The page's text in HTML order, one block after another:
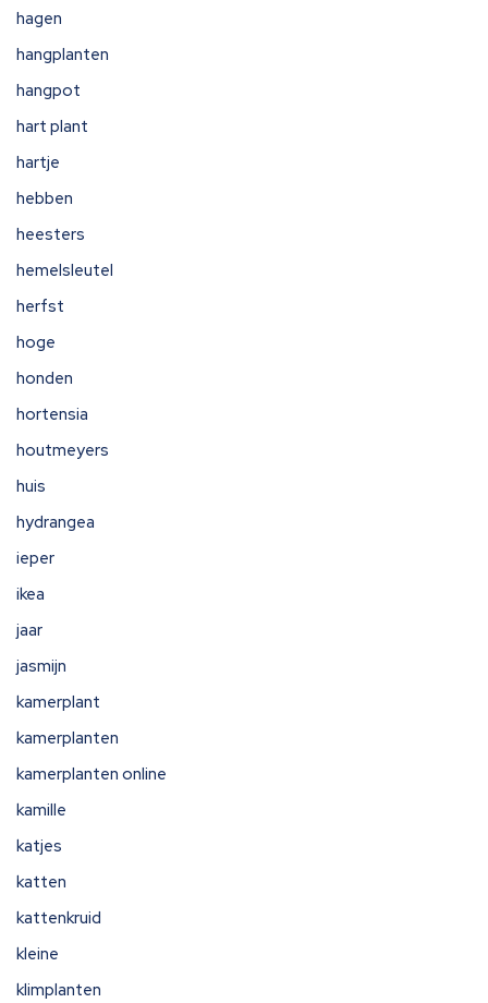
hagen
hangplanten
hangpot
hart plant
hartje
hebben
heesters
hemelsleutel
herfst
hoge
honden
hortensia
houtmeyers
huis
hydrangea
ieper
ikea
jaar
jasmijn
kamerplant
kamerplanten
kamerplanten online
kamille
katjes
katten
kattenkruid
kleine
klimplanten